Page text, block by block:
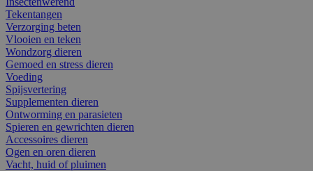
Tekentangen
Verzorging beten
Vlooien en teken
Wondzorg dieren
Gemoed en stress dieren
Voeding
Spijsvertering
Supplementen dieren
Ontworming en parasieten
Spieren en gewrichten dieren
Accessoires dieren
Ogen en oren dieren
Vacht, huid of pluimen